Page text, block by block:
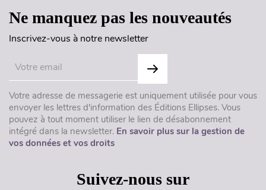
Ne manquez pas les nouveautés
Inscrivez-vous à notre newsletter
Votre adresse de messagerie est uniquement utilisée pour vous
envoyer les lettres d'information des Éditions Ellipses. Vous
pouvez à tout moment utiliser le lien de désabonnement
intégré dans la newsletter. En savoir plus sur la gestion de
vos données et vos droits
Suivez-nous sur